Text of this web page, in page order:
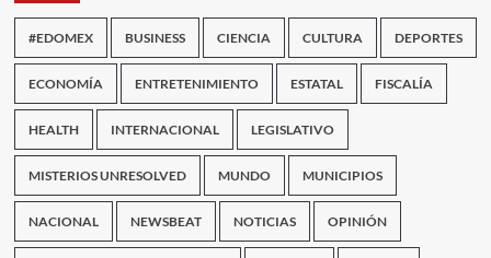
#EDOMEX BUSINESS CIENCIA CULTURA DEPORTES
ECONOMÍA ENTRETENIMIENTO ESTATAL FISCALÍA
HEALTH INTERNACIONAL LEGISLATIVO
MISTERIOS UNRESOLVED MUNDO MUNICIPIOS
NACIONAL NEWSBEAT NOTICIAS OPINIÓN